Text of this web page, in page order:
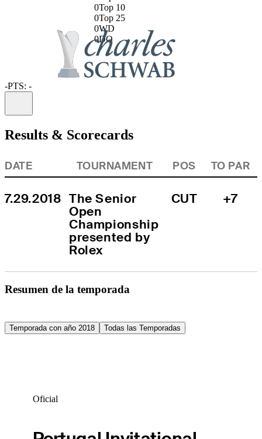
0Top 10
0Top 25
0WD
0DQ
-PTS: -
Results & Scorecards
DATE TOURNAMENT POS TO PAR
7.29.2018 The Senior
Open
Championship
presented by
Rolex
CUT +7
Resumen de la temporada
Temporada con año 2018 Todas las Temporadas
Oficial